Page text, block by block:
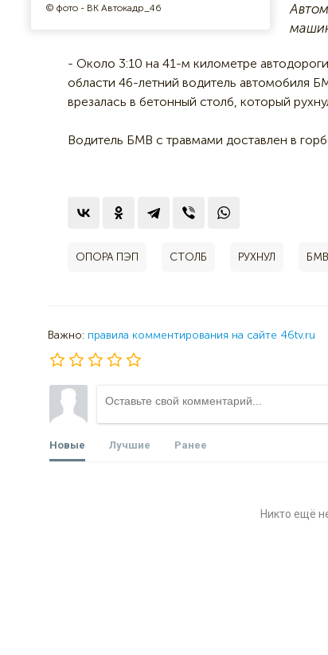
© фото - ВК Автокадр_46
- Около 3:10 на 41-м километре
области 46-летний водитель автомобиля
врезалась в бетонный столб, который
Водитель БМВ с травмами доставлен в
ОПОРА ПЭП СТОЛБ РУХНУЛ БМВ
Важно: правила комментирования на сайте 46tv.ru
Новые Лучшие Ранее
Никто ещё